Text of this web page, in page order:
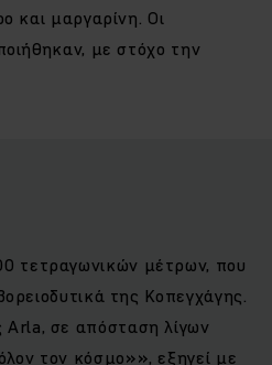
και μαργαρίνη. Οι
με στόχο την
τετραγωνικών μέτρων, που
της Κοπεγχάγης.
Arla, σε απόσταση λίγων
τον κόσμο»», εξηγεί με